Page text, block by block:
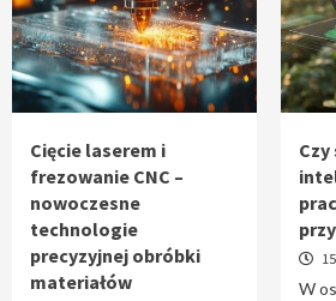
4
5
Tworzenie aplikacji
powstają nowoczesne
Cięcie laserem i
frezowanie CNC –
nowoczesne
technologie
precyzyjnej obróbki
materiałów
W